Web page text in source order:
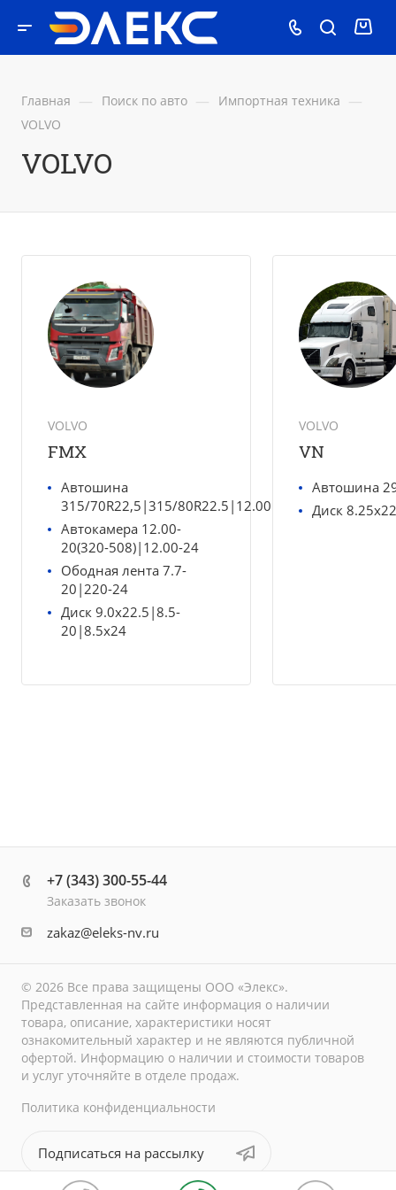
Главная — Поиск по авто — Импортная техника —
VOLVO
VOLVO
VOLVO
FMX
Автошина
315/70R22,5|315/80R22.5|12.00R20|12.00R24
Автокамера 12.00-
20(320-508)|12.00-24
Ободная лента 7.7-
20|220-24
Диск 9.0x22.5|8.5-
20|8.5x24
VOLVO
VN
Автошина
Диск
+7 (343) 300-55-44
Заказать звонок
zakaz@eleks-nv.ru
© 2026 Все права защищены ООО «Элекс».
Представленная на сайте информация о наличии
товара, описание, характеристики носят
ознакомительный характер и не являются публичной
офертой. Информацию о наличии и стоимости товаров
и услуг уточняйте в отделе продаж.
Политика конфиденциальности
Подписаться на рассылку